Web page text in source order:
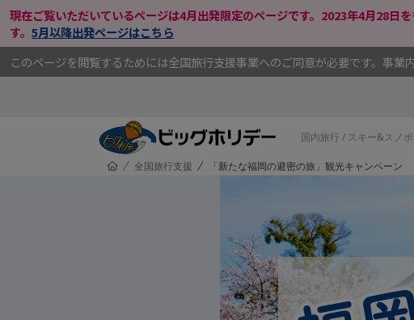
現在ご覧いただいているページは4月出発限定のページです。2023年4月28日
す。 5月以降出発ページはこちら
このページを閲覧するためには全国旅行支援事業へのご同意が必要です。事
メインコンテンツにスキップ
国内旅行 / スキー&スノ
HOME
/
全国旅行支援 /「新たな福岡の避密の旅」観光キャンペーン